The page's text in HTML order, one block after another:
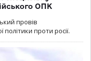
ОПК
провів
проти росії.